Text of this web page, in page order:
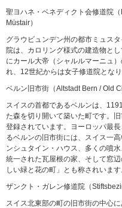
聖ヨハネ・ベネディクト会修道院
Müstair）
グラウビュンデン州の都市ミュス
院は、カロリング様式の建造物と
にカール大帝（シャルルマーニュ
れ、12世紀からは女子修道院となり
ベルン旧市街（Altstadt Bern / Old
スイスの首都であるベルンは、
た森を切り開いて築いた町です。
登録されています。ヨーロッパ最
るベルンの旧市街には、スイス一
ンシュタイン・ハウス、多くの噴
統一された瓦屋根の家、そして窓
しい緑と花の町」とも称されいます
ザンクト・ガレン修道院（
スイス北東部の町の旧市街の中心